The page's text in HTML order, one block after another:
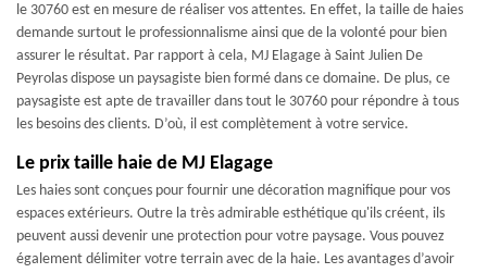
le 30760 est en mesure de réaliser vos attentes. En effet, la taille de haies
demande surtout le professionnalisme ainsi que de la volonté pour bien
assurer le résultat. Par rapport à cela, MJ Elagage à Saint Julien De
Peyrolas dispose un paysagiste bien formé dans ce domaine. De plus, ce
paysagiste est apte de travailler dans tout le 30760 pour répondre à tous
les besoins des clients. D’où, il est complètement à votre service.
Le prix taille haie de MJ Elagage
Les haies sont conçues pour fournir une décoration magnifique pour vos
espaces extérieurs. Outre la très admirable esthétique qu'ils créent, ils
peuvent aussi devenir une protection pour votre paysage. Vous pouvez
également délimiter votre terrain avec de la haie. Les avantages d’avoir